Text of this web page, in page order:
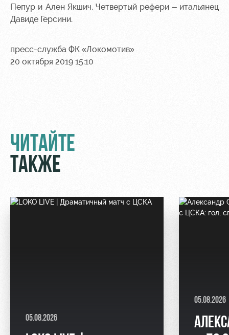
Пепур и Ален Якшич. Четвертый рефери – итальянец
Давиде Герсини.
пресс-служба ФК «Локомотив»
20 октября 2019 15:10
ЧИТАЙТЕ
ТАКЖЕ
05.08.2026
05.08.2026